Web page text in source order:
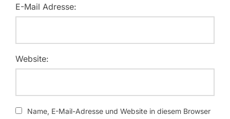
E-Mail Adresse:
Website:
Name, E-Mail-Adresse und Website in diesem Browser